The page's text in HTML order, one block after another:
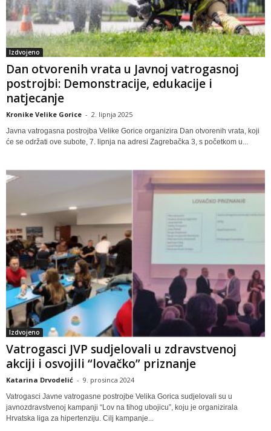
Izdvojeno
Dan otvorenih vrata u Javnoj vatrogasnoj
postrojbi: Demonstracije, edukacije i
natjecanje
Kronike Velike Gorice - 2. lipnja 2025
Javna vatrogasna postrojba Velike Gorice organizira Dan otvorenih vrata, koji
će se održati ove subote, 7. lipnja na adresi Zagrebačka 3, s početkom u...
Izdvojeno
Vatrogasci JVP sudjelovali u zdravstvenoj
akciji i osvojili “lovačko” priznanje
Katarina Drvodelić - 9. prosinca 2024
Vatrogasci Javne vatrogasne postrojbe Velika Gorica sudjelovali su u
javnozdravstvenoj kampanji “Lov na tihog ubojicu”, koju je organizirala
Hrvatska liga za hipertenziju. Cilj kampanje...